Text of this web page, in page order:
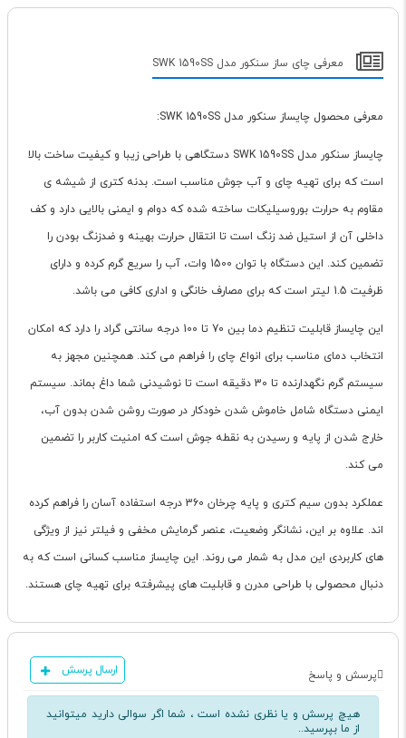
معرفی چای ساز سنکور مدل SWK 1590SS
معرفی محصول چایساز سنکور مدل SWK 1590SS:
چایساز سنکور مدل SWK 1590SS دستگاهی با طراحی زیبا و کیفیت ساخت بالا
است که برای تهیه چای و آب جوش مناسب است. بدنه کتری از شیشه ی
مقاوم به حرارت بوروسیلیکات ساخته شده که دوام و ایمنی بالایی دارد و کف
داخلی آن از استیل ضد زنگ است تا انتقال حرارت بهینه و ضدزنگ بودن را
تضمین کند. این دستگاه با توان 1500 وات، آب را سریع گرم کرده و دارای
ظرفیت 1.5 لیتر است که برای مصارف خانگی و اداری کافی می باشد.
این چایساز قابلیت تنظیم دما بین 70 تا 100 درجه سانتی گراد را دارد که امکان
انتخاب دمای مناسب برای انواع چای را فراهم می کند. همچنین مجهز به
سیستم گرم نگهدارنده تا 30 دقیقه است تا نوشیدنی شما داغ بماند. سیستم
ایمنی دستگاه شامل خاموش شدن خودکار در صورت روشن شدن بدون آب،
خارج شدن از پایه و رسیدن به نقطه جوش است که امنیت کاربر را تضمین
می کند.
عملکرد بدون سیم کتری و پایه چرخان 360 درجه استفاده آسان را فراهم کرده
اند. علاوه بر این، نشانگر وضعیت، عنصر گرمایش مخفی و فیلتر نیز از ویژگی
های کاربردی این مدل به شمار می روند. این چایساز مناسب کسانی است که به
دنبال محصولی با طراحی مدرن و قابلیت های پیشرفته برای تهیه چای هستند.
پرسش و پاسخ ارسال پرسش
هیچ پرسش و یا نظری نشده است ، شما اگر سوالی دارید میتوانید
از ما بپرسید..